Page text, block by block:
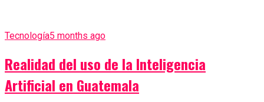
Tecnología5 months ago
Realidad del uso de la Inteligencia
Artificial en Guatemala